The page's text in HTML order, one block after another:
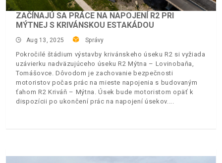
ZAČÍNAJÚ SA PRÁCE NA NAPOJENÍ R2 PRI
MÝTNEJ S KRIVÁNSKOU ESTAKÁDOU
Aug 13, 2025 Správy
Pokročilé štádium výstavby krivánskeho úseku R2 si vyžiada
uzávierku nadväzujúceho úseku R2 Mýtna – Lovinobaňa,
Tomášovce. Dôvodom je zachovanie bezpečnosti
motoristov počas prác na mieste napojenia s budovaným
ťahom R2 Kriváň – Mýtna. Úsek bude motoristom opäť k
dispozícii po ukončení prác na napojení úsekov.